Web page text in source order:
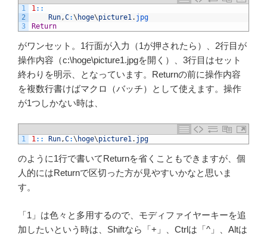
1
2
3
1::
Run,C:\ hoge\picture1. jpg
Return
がワンセット。1行面が入力（1が押されたら）、2行目が
操作内容（c:\hoge\picture1.jpgを開く）、3行目はセット
終わりを明示、となっています。Returnの前に操作内容
を複数行書けばマクロ（バッチ）として使えます。操作
が1つしかない時は、
1 1:: Run,C:\ hoge\picture1. jpg
のように1行で書いてReturnを省くこともできますが、個
人的にはReturnで区切った方が見やすいかなと思いま
す。
「1」は色々と多用するので、モディファイヤーキーを追
加したいという時は、Shiftなら「+」、Ctrlは「^」、Altは